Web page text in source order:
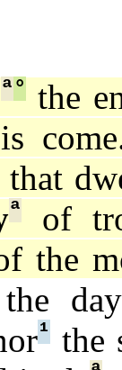
ª°the
ª
of
the
the day
¹the